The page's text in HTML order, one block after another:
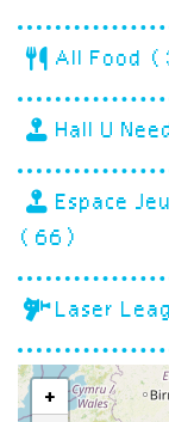
All Food
Hall U
Espace
(66)
Laser
+